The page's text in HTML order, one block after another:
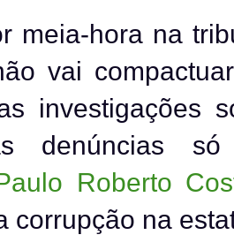
meia-hora na
vai
investigações
denúncias
Roberto
corrupção na